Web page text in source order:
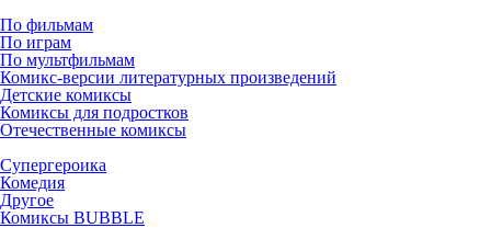
По фильмам
По играм
По мультфильмам
Комикс-версии литературных произведений
Детские комиксы
Комиксы для подростков
Отечественные комиксы
Супергероика
Комедия
Другое
Комиксы BUBBLE